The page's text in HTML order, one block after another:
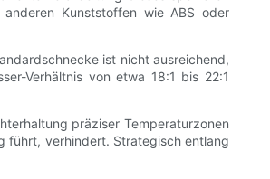
Kunststoffen wie ABS oder
ist nicht ausreichend,
Verhältnis von etwa 18:1 bis 22:1
präziser Temperaturzonen
führt, verhindert. Strategisch entlang